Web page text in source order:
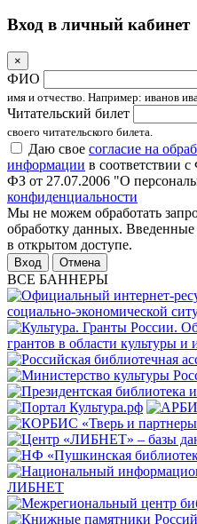
Вход в личный кабинет
×
ФИО
имя и отчество. Например: иванов
Читательский билет
своего читательского билета.
Даю свое согласие на
информации в соответствии
ФЗ от 27.07.2006 "О
конфиденциальности
Мы не можем обработать
обработку данных.
в открытом доступе.
Отмена
ВСЕ БАННЕРЫ